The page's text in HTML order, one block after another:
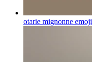
otarie mignonne emoji